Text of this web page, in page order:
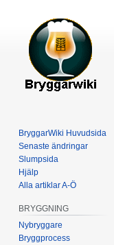
BryggarWiki Huvudsida
Senaste ändringar
Slumpsida
Hjälp
Alla artiklar A-Ö
BRYGGNING
Nybryggare
Bryggprocess